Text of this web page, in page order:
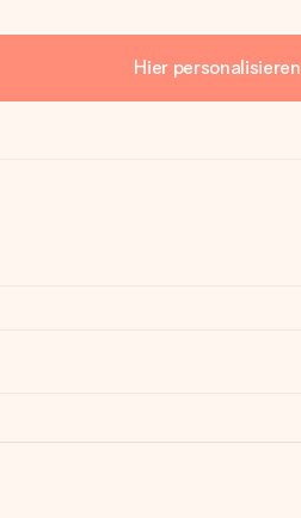
Hier personalisieren